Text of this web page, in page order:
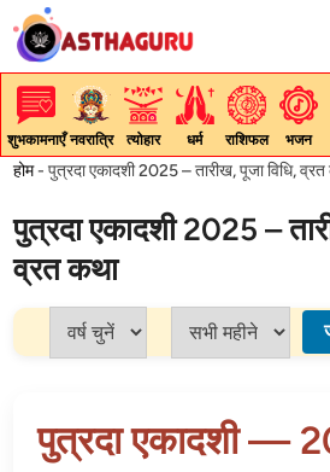
Skip
content
शुभकामनाएँ नवरात्रि त्योहार धर्म राशिफल भजन
होम-पुत्रदा एकादशी 2025 – तारीख, पूजा विधि,
पुत्रदा एकादशी 2025 –
व्रत कथा
पुत्रदा एकादशी —